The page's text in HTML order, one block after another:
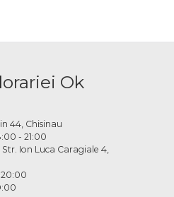
Ok
44, Chisinau
- 21:00
Ion Luca Caragiale 4,